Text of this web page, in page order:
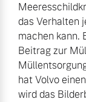
das Verhalten
machen kann.
Beitrag zur
hat Volvo
wird das